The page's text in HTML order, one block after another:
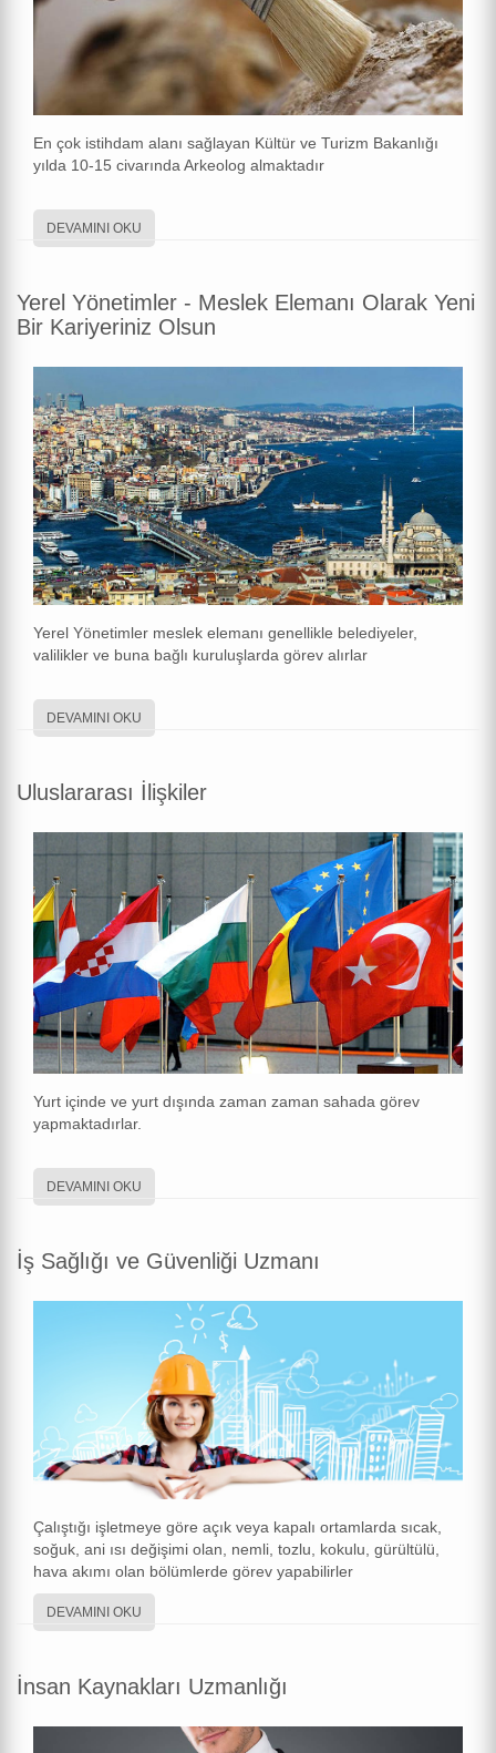
En çok istihdam alanı sağlayan Kültür ve Turizm Bakanlığı
yılda 10-15 civarında Arkeolog almaktadır
DEVAMINI OKU
Yerel Yönetimler - Meslek Elemanı Olarak Yeni
Bir Kariyeriniz Olsun
Yerel Yönetimler meslek elemanı genellikle belediyeler,
valilikler ve buna bağlı kuruluşlarda görev alırlar
DEVAMINI OKU
Uluslararası İlişkiler
Yurt içinde ve yurt dışında zaman zaman sahada görev
yapmaktadırlar.
DEVAMINI OKU
İş Sağlığı ve Güvenliği Uzmanı
Çalıştığı işletmeye göre açık veya kapalı ortamlarda sıcak,
soğuk, ani ısı değişimi olan, nemli, tozlu, kokulu, gürültülü,
hava akımı olan bölümlerde görev yapabilirler
DEVAMINI OKU
İnsan Kaynakları Uzmanlığı